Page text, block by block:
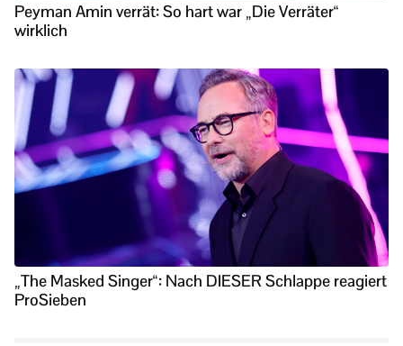
Peyman Amin verrät: So hart war „Die Verräter“
wirklich
„The Masked Singer“: Nach DIESER Schlappe reagiert
ProSieben